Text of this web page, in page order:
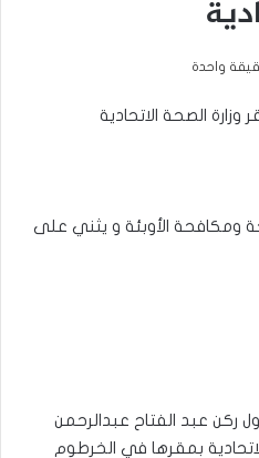
واحدة
وزارة الصحة الاتحادية
ومكافحة الأوبئة و يثني على
ركن عبد الفتاح عبدالرحمن
بمقرها في الخرطوم